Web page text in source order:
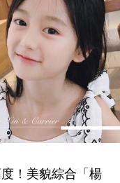
！美貌綜合「楊